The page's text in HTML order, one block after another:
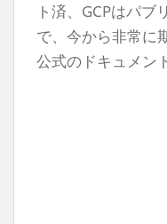
ト済、GCPはパブ
で、今から非常に
公式のドキュメン